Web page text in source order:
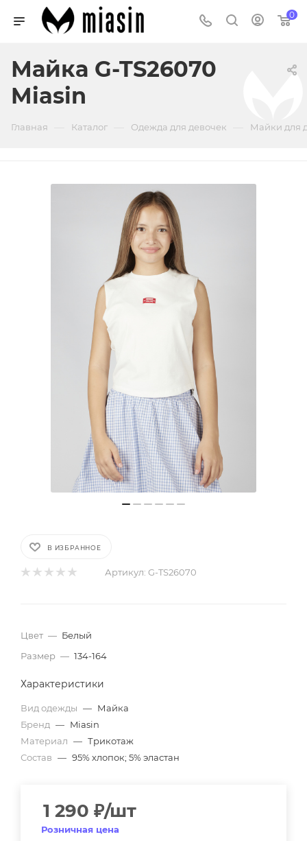
0
Майка G-TS26070
Miasin
Главная Каталог Одежда для девочек Майки для
В ИЗБРАННОЕ
Артикул: G-TS26070
Цвет — Белый
Размер — 134-164
Характеристики
Вид одежды — Майка
Бренд — Miasin
Материал — Трикотаж
Состав — 95% хлопок; 5% эластан
1 290 ₽/шт
Розничная цена